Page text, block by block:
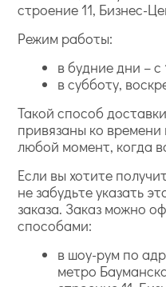
строение 11, Бизнес-
Режим работы:
в будние дни – с
в субботу,
Такой способ
привязаны ко
любой момент, когда
Если вы хотите
не забудьте указать
заказа. Заказ можно
способами:
в шоу-рум по
метро